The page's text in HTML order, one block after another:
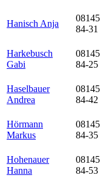
Hanisch Anja
08145
84-31
Harkebusch
Gabi
08145
84-25
Haselbauer
Andrea
08145
84-42
Hörmann
Markus
08145
84-35
Hohenauer
Hanna
08145
84-53